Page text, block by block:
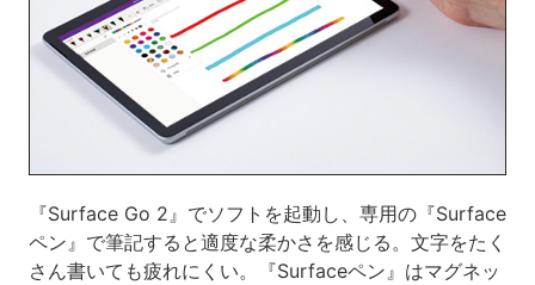
『Surface Go 2』でソフトを起動し、専用の『Surface
ペン』で筆記すると適度な柔かさを感じる。文字をたく
さん書いても疲れにくい。『Surfaceペン』はマグネッ